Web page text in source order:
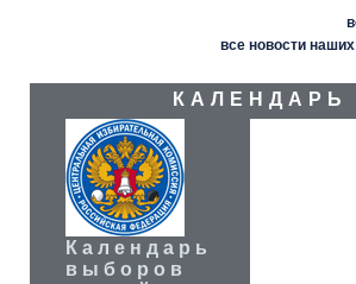
все новости
КАЛЕНДАРЬ
Календарь
выборов